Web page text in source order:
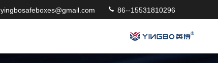
yingbosafeboxes@gmail.com 86--15531810296